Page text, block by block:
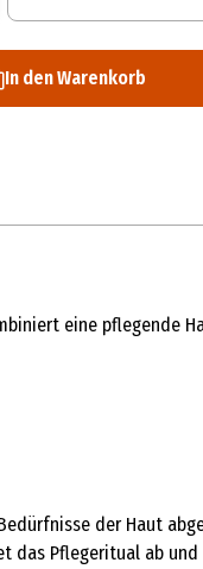
In den Warenkorb
eine pflegende
der Haut
das Pflegeritual ab